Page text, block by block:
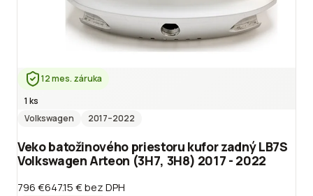
12 mes. záruka
1 ks
Volkswagen
2017–2022
Veko batožinového priestoru kufor zadný LB7S
Volkswagen Arteon (3H7, 3H8) 2017 - 2022
796 €647.15 €bez DPH